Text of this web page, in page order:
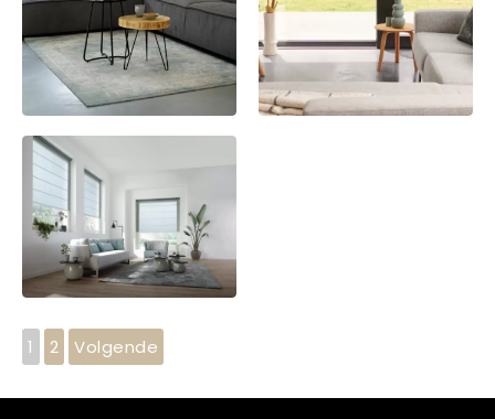
1 2 Volgende